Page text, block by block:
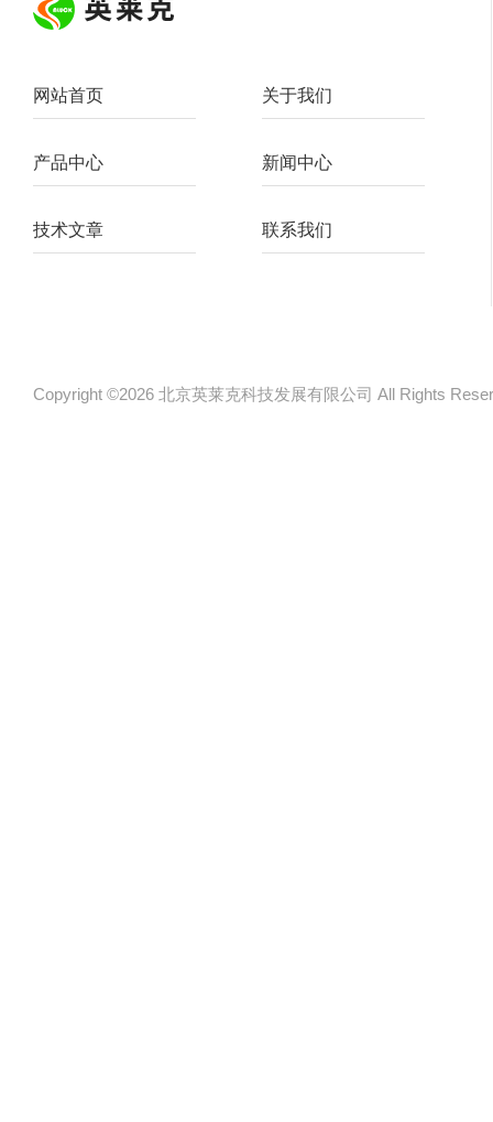
网站首页 关于我们
产品中心 新闻中心
技术文章 联系我们
Copyright ©2026 北京英莱克科技发展有限公司 All Rights